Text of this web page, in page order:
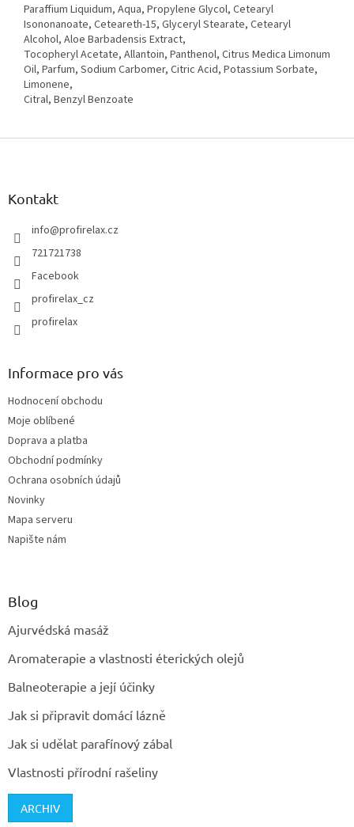
Paraffium Liquidum, Aqua, Propylene Glycol, Cetearyl
Isononanoate, Ceteareth-15, Glyceryl Stearate, Cetearyl
Alcohol, Aloe Barbadensis Extract,
Tocopheryl Acetate, Allantoin, Panthenol, Citrus Medica Limonum
Oil, Parfum, Sodium Carbomer, Citric Acid, Potassium Sorbate,
Limonene,
Citral, Benzyl Benzoate
Z
Kontakt
info@profirelax.cz
721721738
Facebook
profirelax_cz
profirelax
Informace pro vás
Hodnocení obchodu
Moje oblíbené
Doprava a platba
Obchodní podmínky
Ochrana osobních údajů
Novinky
Mapa serveru
Napište nám
Blog
Ajurvédská masáž
Aromaterapie a vlastnosti éterických olejů
Balneoterapie a její účinky
Jak si připravit domácí lázně
Jak si udělat parafínový zábal
Vlastnosti přírodní rašeliny
ARCHIV